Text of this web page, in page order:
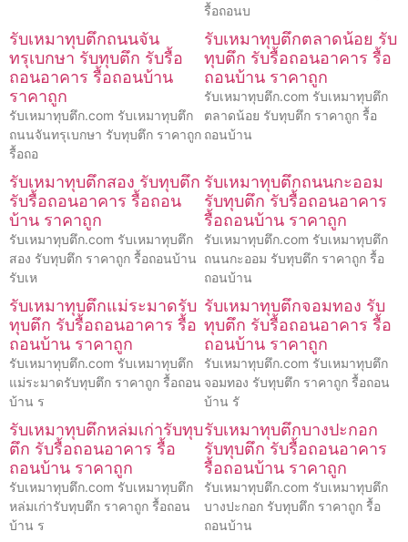
รื้อถอนบ
รับเหมาทุบตึกถนนจัน
ทรุเบกษา รับทุบตึก รับรื้อ
ถอนอาคาร รื้อถอนบ้าน
ราคาถูก
รับเหมาทุบตึก.com รับเหมาทุบตึก
ถนนจันทรุเบกษา รับทุบตึก ราคาถูก
รื้อถอ
รับเหมาทุบตึกตลาดน้อย รับ
ทุบตึก รับรื้อถอนอาคาร รื้อ
ถอนบ้าน ราคาถูก
รับเหมาทุบตึก.com รับเหมาทุบตึก
ตลาดน้อย รับทุบตึก ราคาถูก รื้อ
ถอนบ้าน
รับเหมาทุบตึกสอง รับทุบตึก
รับรื้อถอนอาคาร รื้อถอน
บ้าน ราคาถูก
รับเหมาทุบตึก.com รับเหมาทุบตึก
สอง รับทุบตึก ราคาถูก รื้อถอนบ้าน
รับเห
รับเหมาทุบตึกถนนกะออม
รับทุบตึก รับรื้อถอนอาคาร
รื้อถอนบ้าน ราคาถูก
รับเหมาทุบตึก.com รับเหมาทุบตึก
ถนนกะออม รับทุบตึก ราคาถูก รื้อ
ถอนบ้าน
รับเหมาทุบตึกแม่ระมาดรับ
ทุบตึก รับรื้อถอนอาคาร รื้อ
ถอนบ้าน ราคาถูก
รับเหมาทุบตึก.com รับเหมาทุบตึก
แม่ระมาดรับทุบตึก ราคาถูก รื้อถอน
บ้าน ร
รับเหมาทุบตึกจอมทอง รับ
ทุบตึก รับรื้อถอนอาคาร รื้อ
ถอนบ้าน ราคาถูก
รับเหมาทุบตึก.com รับเหมาทุบตึก
จอมทอง รับทุบตึก ราคาถูก รื้อถอน
บ้าน รั
รับเหมาทุบตึกหล่มเก่ารับทุบ
ตึก รับรื้อถอนอาคาร รื้อ
ถอนบ้าน ราคาถูก
รับเหมาทุบตึก.com รับเหมาทุบตึก
หล่มเก่ารับทุบตึก ราคาถูก รื้อถอน
บ้าน ร
รับเหมาทุบตึกบางปะกอก
รับทุบตึก รับรื้อถอนอาคาร
รื้อถอนบ้าน ราคาถูก
รับเหมาทุบตึก.com รับเหมาทุบตึก
บางปะกอก รับทุบตึก ราคาถูก รื้อ
ถอนบ้าน